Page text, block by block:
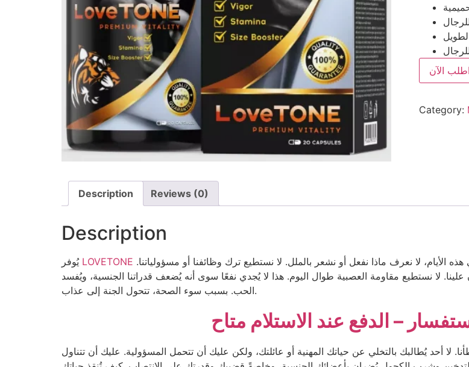
اطلب الآن
Category:
Description Reviews (0)
Description
يُوفر LOVETONE
لا نستطيع مقاومة العصبية طوال اليوم. هذا لا يُجدي نفعًا سوى أنه يُضعف قدراتنا الجنسية، ويُفسد
الحب. بسبب سوء الصحة، تتحول الجنة إلى عذاب.
– الدفع عند الاستلام متاح
لا أحد يُطالبك بالتخلي عن حياتك المهنية أو عائلتك، ولكن عليك أن تتحمل المسؤولية. عليك أن تتناول